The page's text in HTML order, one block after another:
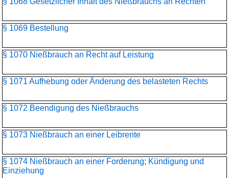
§ 1069 Bestellung
§ 1070 Nießbrauch an Recht auf Leistung
§ 1071 Aufhebung oder Änderung des belasteten Rechts
§ 1072 Beendigung des Nießbrauchs
§ 1073 Nießbrauch an einer Leibrente
§ 1074 Nießbrauch an einer Forderung; Kündigung und
Einziehung